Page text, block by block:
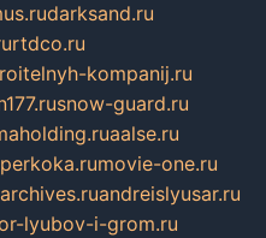
darksand.ru
rtdco.ru
kompanij.ru
snow-guard.ru
aalse.ru
perkoka.rumovie-one.ru
andreislyusar.ru
lyubov-i-grom.ru